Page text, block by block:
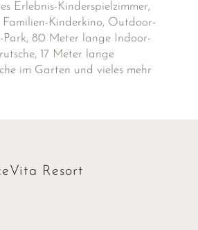
Erlebnis-Kinderspielzimmer,
Familien-Kinderkino, Outdoor-
Park, 80 Meter lange Indoor-
17 Meter lange
im Garten und vieles mehr
Resort